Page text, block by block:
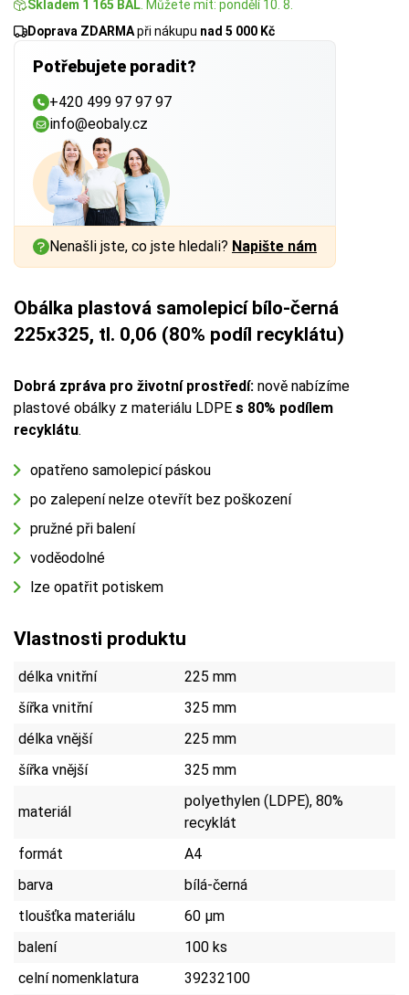
Skladem 1 165 BAL . Můžete mít: pondělí 10. 8.
Doprava ZDARMApři nákupu nad 5 000 Kč
Potřebujete poradit?
+420 499 97 97 97
info@eobaly.cz
Nenašli jste, co jste hledali? Napište nám
Obálka plastová samolepicí bílo-černá
225x325, tl. 0,06 (80% podíl recyklátu)
Dobrá zpráva pro životní prostředí: nově nabízíme
plastové obálky z materiálu LDPE s 80% podílem
recyklátu.
opatřeno samolepicí páskou
po zalepení nelze otevřít bez poškození
pružné při balení
voděodolné
lze opatřit potiskem
Vlastnosti produktu
délka vnitřní
225 mm
šířka vnitřní
325 mm
délka vnější
225 mm
šířka vnější
325 mm
materiál
polyethylen (LDPE), 80%
recyklát
formát
A4
barva
bílá-černá
tloušťka materiálu
60 µm
balení
100 ks
celní nomenklatura
39232100